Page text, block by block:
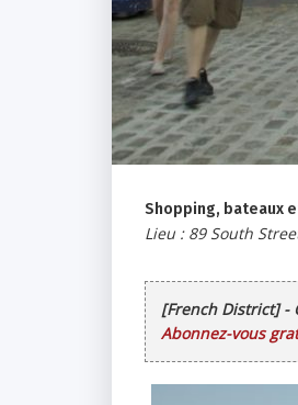
Shopping, bateaux
Lieu : 89 South
[French District] -
Abonnez-vous